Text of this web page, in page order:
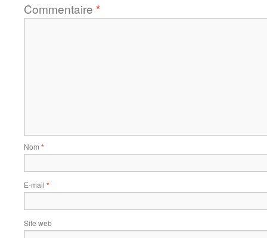
Commentaire *
Nom *
E-mail *
Site web